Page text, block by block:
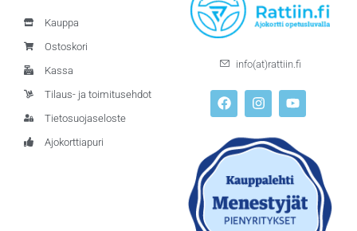
Kauppa
Ostoskori
Kassa
Tilaus- ja toimitusehdot
Tietosuojaseloste
Ajokorttiapuri
info(at)rattiin.fi